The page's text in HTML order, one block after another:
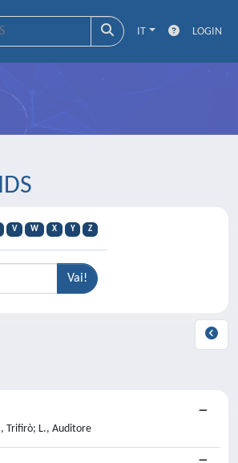
IT LOGIN
V W X Y Z
Trifirò; L., Auditore